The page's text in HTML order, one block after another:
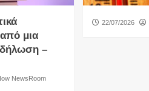
από μια
–
NewsRoom
22/07/2026